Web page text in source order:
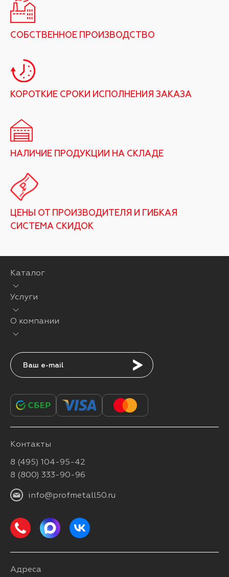
СОБСТВЕННОЕ ПРОИЗВОДСТВО
КОРОТКИЕ СРОКИ ИСПОЛНЕНИЯ ЗАКАЗА
НАЛИЧИЕ ПРОДУКЦИИ НА СКЛАДЕ
ЦЕНЫ ОТ ПРОИЗВОДИТЕЛЯ И ГИБКАЯ
СИСТЕМА СКИДОК
Каталог
Услуги
О компании
Подписаться
Контакты
8 (495) 104-95-42
8 (800) 333-90-96
info@profmetall50.ru
Адреса